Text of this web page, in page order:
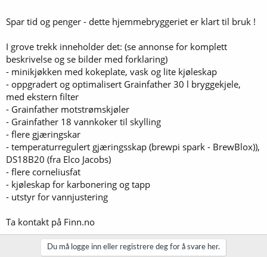
Spar tid og penger - dette hjemmebryggeriet er klart til bruk !
I grove trekk inneholder det: (se annonse for komplett
beskrivelse og se bilder med forklaring)
- minikjøkken med kokeplate, vask og lite kjøleskap
- oppgradert og optimalisert Grainfather 30 l bryggekjele,
med ekstern filter
- Grainfather motstrømskjøler
- Grainfather 18 vannkoker til skylling
- flere gjæringskar
- temperaturregulert gjæringsskap (brewpi spark - BrewBlox)),
DS18B20 (fra Elco Jacobs)
- flere corneliusfat
- kjøleskap for karbonering og tapp
- utstyr for vannjustering
Ta kontakt på Finn.no
Du må logge inn eller registrere deg for å svare her.